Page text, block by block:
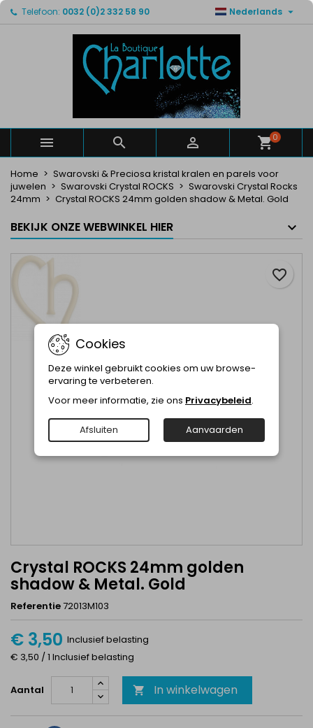
Telefoon: 0032 (0)2 332 58 90 Nederlands 
   0
Home
Swarovski & Preciosa kristal kralen en parels voor
juwelen
Swarovski Crystal ROCKS
Swarovski Crystal Rocks
24mm
Crystal ROCKS 24mm golden shadow & Metal. Gold
BEKIJK ONZE WEBWINKEL HIER
Crystal ROCKS 24mm golden
shadow & Metal. Gold
Referentie72013M103
€ 3,50 Inclusief belasting
€ 3,50 / 1 Inclusief belasting
Aantal  In winkelwagen
favorite_border
Mijn verlanglijsten ×
Maak een lijst
Maak een verlanglijst ×
Verlanglijst naam
Annuleren Maak een verlanglijst
Inloggen ×
U moet ingelogd zijn om producten in uw verlanglijst
Annuleren Inloggen
Cookies
Deze winkel gebruikt cookies om uw browse-
ervaring te verbeteren.
Voor meer informatie, zie ons Privacybeleid.
Afsluiten Aanvaarden